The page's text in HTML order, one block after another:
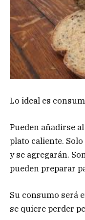
Lo ideal es
Pueden añadirse
plato caliente.
y se agregarán.
pueden preparar
Su consumo será
se quiere perder